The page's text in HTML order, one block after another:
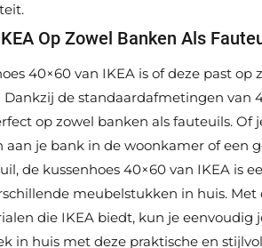
Op Zowel Banken Als
40×60 van IKEA is of deze past op
de standaardafmetingen van
op zowel banken als fauteuils. Of
je bank in de woonkamer of een
de kussenhoes 40×60 van IKEA is
meubelstukken in huis. Met
die IKEA biedt, kun je eenvoudig
in huis met deze praktische en